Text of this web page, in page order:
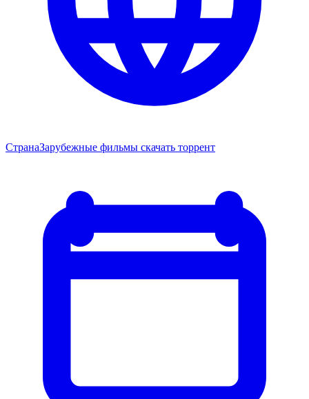
СтранаЗарубежные фильмы скачать торрент